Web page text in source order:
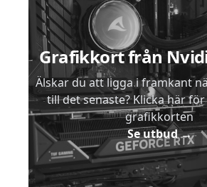
Grafikkort från
Älskar du att ligga i framkant
till det senaste? Klicka här
grafikkorten
Se utbud→